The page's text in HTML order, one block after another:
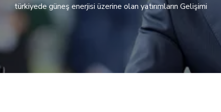
türkiyede güneş enerjisi üzerine olan yatırımların Gelişimi